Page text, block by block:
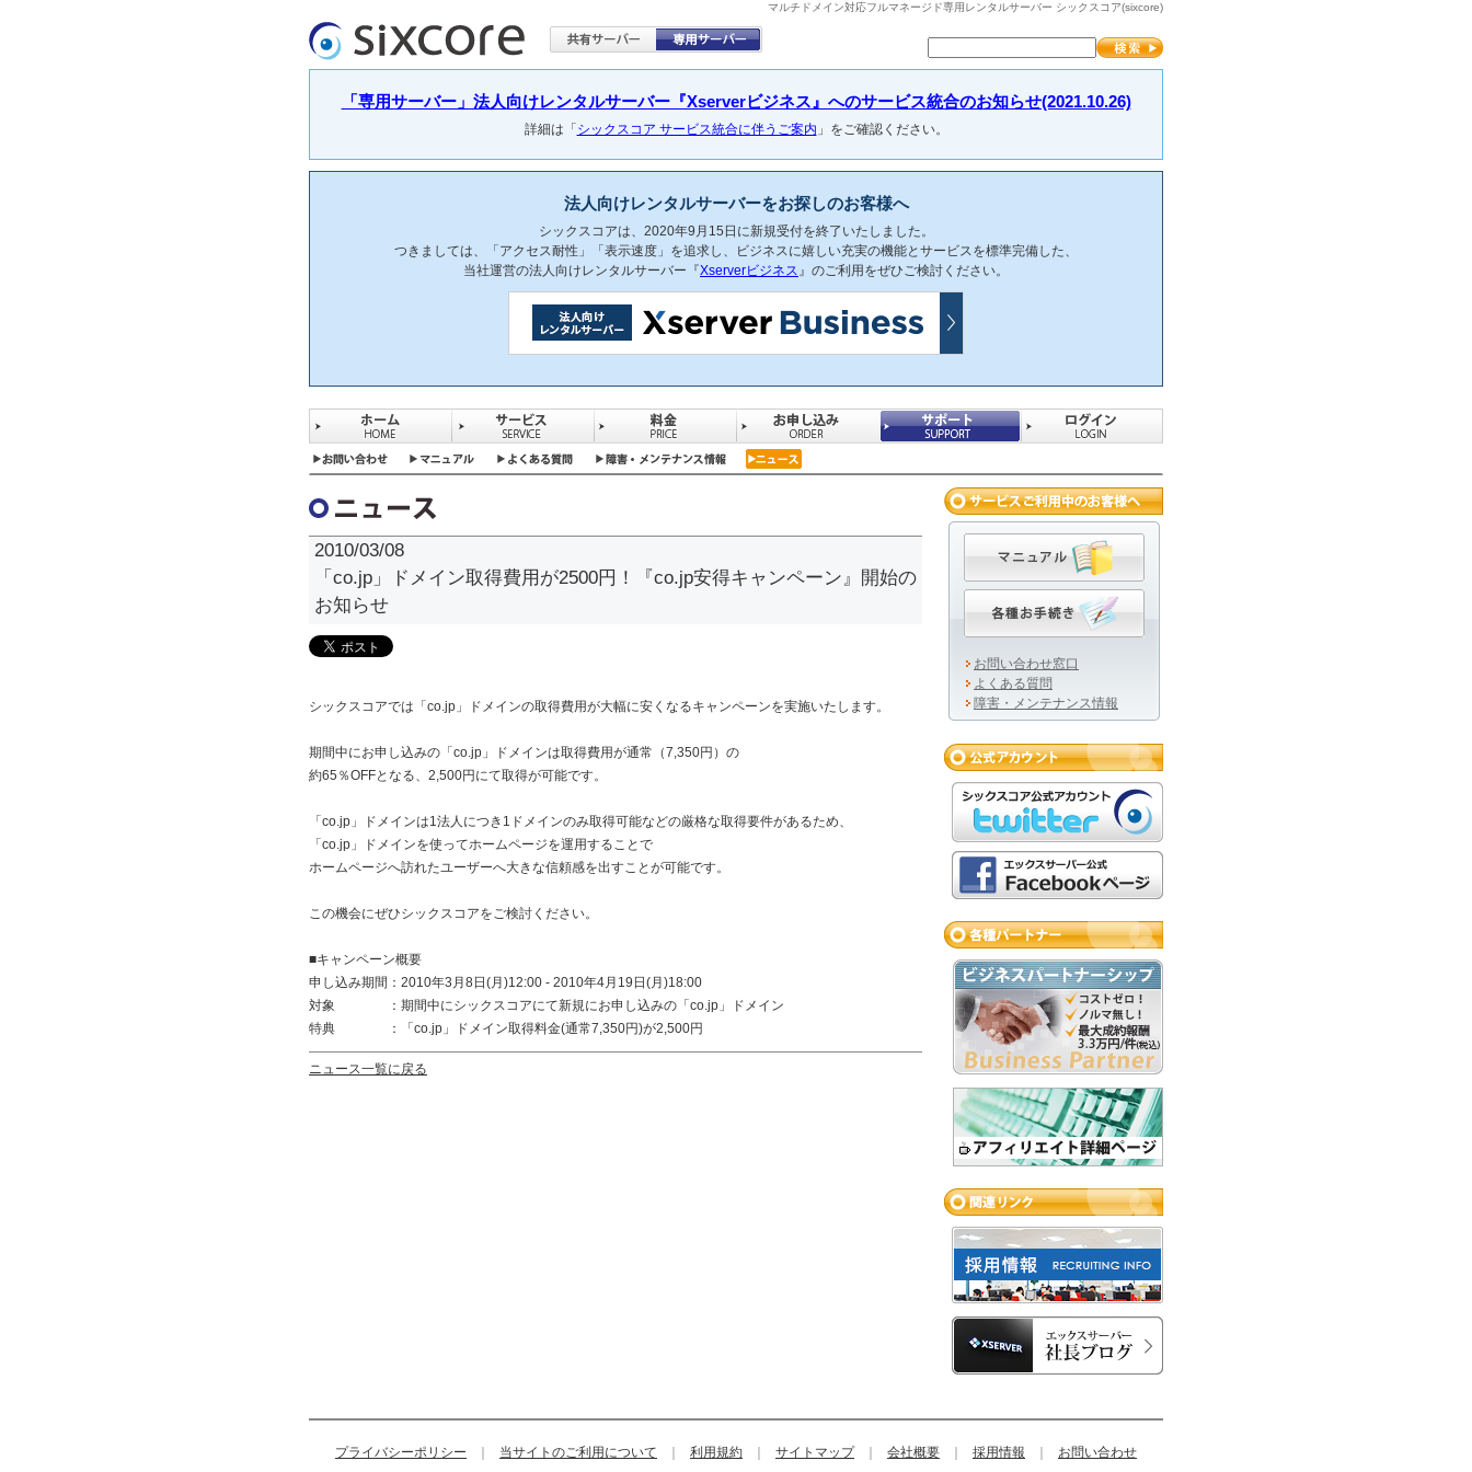
マルチドメイン対応フルマネージド専用レンタルサーバー シックスコア(sixcore)
「専用サーバー」法人向けレンタルサーバー『Xserverビジネス』へのサービス統合のお知らせ(2021.10.26)
詳細は「 シックスコア サービス統合に伴うご案内 」をご確認ください。
法人向けレンタルサーバーをお探しのお客様へ
シックスコアは、2020年9月15日に新規受付を終了いたしました。
つきましては、「アクセス耐性」「表示速度」を追求し、ビジネスに嬉しい充実の機能とサービスを標準完備した、
当社運営の法人向けレンタルサーバー『Xserverビジネス』のご利用をぜひご検討ください。
2010/03/08
「co.jp」ドメイン取得費用が2500円！『co.jp安得キャンペーン』開始の
お知らせ
シックスコアでは「co.jp」ドメインの取得費用が大幅に安くなるキャンペーンを実施いたします。
期間中にお申し込みの「co.jp」ドメインは取得費用が通常（7,350円）の
約65％OFFとなる、2,500円にて取得が可能です。
「co.jp」ドメインは1法人につき1ドメインのみ取得可能などの厳格な取得要件があるため、
「co.jp」ドメインを使ってホームページを運用することで
ホームページへ訪れたユーザーへ大きな信頼感を出すことが可能です。
この機会にぜひシックスコアをご検討ください。
■キャンペーン概要
申し込み期間：2010年3月8日(月)12:00 - 2010年4月19日(月)18:00
対象 ：期間中にシックスコアにて新規にお申し込みの「co.jp」ドメイン
特典 ：「co.jp」ドメイン取得料金(通常7,350円)が2,500円
ニュース一覧に戻る
お問い合わせ窓口
よくある質問
障害・メンテナンス情報
プライバシーポリシー 当サイトのご利用について 利用規約 サイトマップ 会社概要 採用情報 お問い合わせ